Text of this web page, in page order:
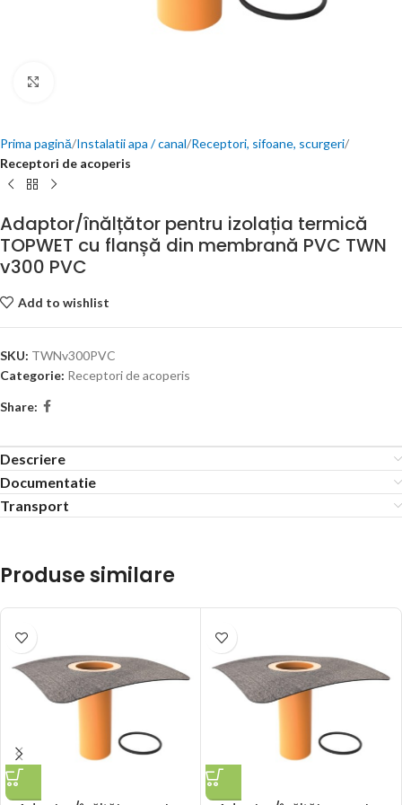
Prima pagină Instalatii apa / canal Receptori, sifoane, scurgeri
Receptori de acoperis
Adaptor/înălțător pentru izolația termică
TOPWET cu flanșă din membrană PVC TWN
v300 PVC
Add to wishlist
SKU: TWNv300PVC
Categorie: Receptori de acoperis
Share:
Descriere
Documentatie
Transport
Produse similare